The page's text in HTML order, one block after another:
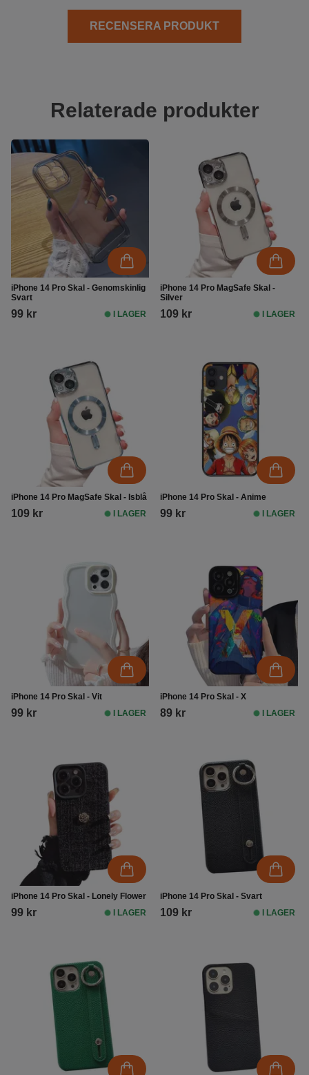
RECENSERA PRODUKT
Relaterade produkter
iPhone 14 Pro Skal - Genomskinlig
Svart
99 kr I LAGER
iPhone 14 Pro MagSafe Skal -
Silver
109 kr I LAGER
iPhone 14 Pro MagSafe Skal - Isblå
109 kr I LAGER
iPhone 14 Pro Skal - Anime
99 kr I LAGER
iPhone 14 Pro Skal - Vit
99 kr I LAGER
iPhone 14 Pro Skal - X
89 kr I LAGER
iPhone 14 Pro Skal - Lonely Flower
99 kr I LAGER
iPhone 14 Pro Skal - Svart
109 kr I LAGER